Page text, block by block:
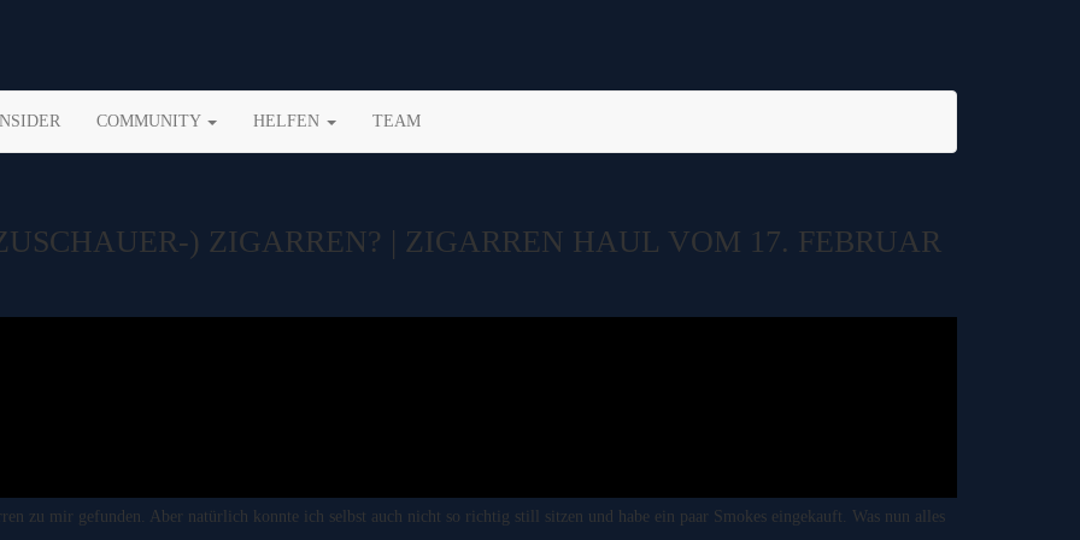
COMMUNITY HELFEN TEAM
) ZIGARREN? | ZIGARREN HAUL VOM 17. FEBRUAR
zu mir gefunden. Aber natürlich konnte ich selbst auch nicht so richtig still sitzen und habe ein paar Smokes eingekauft. Was nun alles